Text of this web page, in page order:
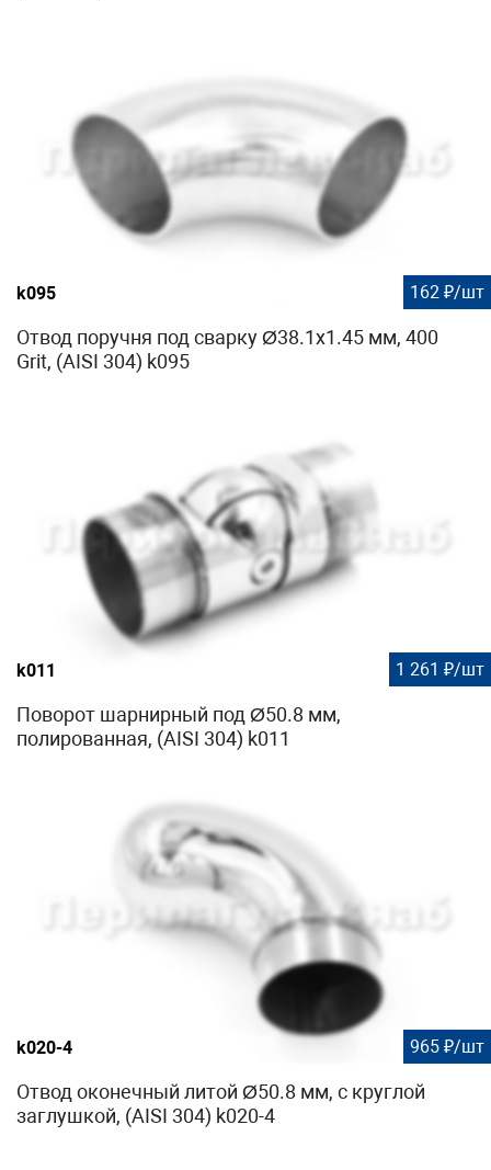
k095 162 ₽/шт
Отвод поручня под сварку Ø38.1х1.45 мм, 400
Grit, (AISI 304) k095
k011 1 261 ₽/шт
Поворот шарнирный под Ø50.8 мм,
полированная, (AISI 304) k011
k020-4 965 ₽/шт
Отвод оконечный литой Ø50.8 мм, с круглой
заглушкой, (AISI 304) k020-4